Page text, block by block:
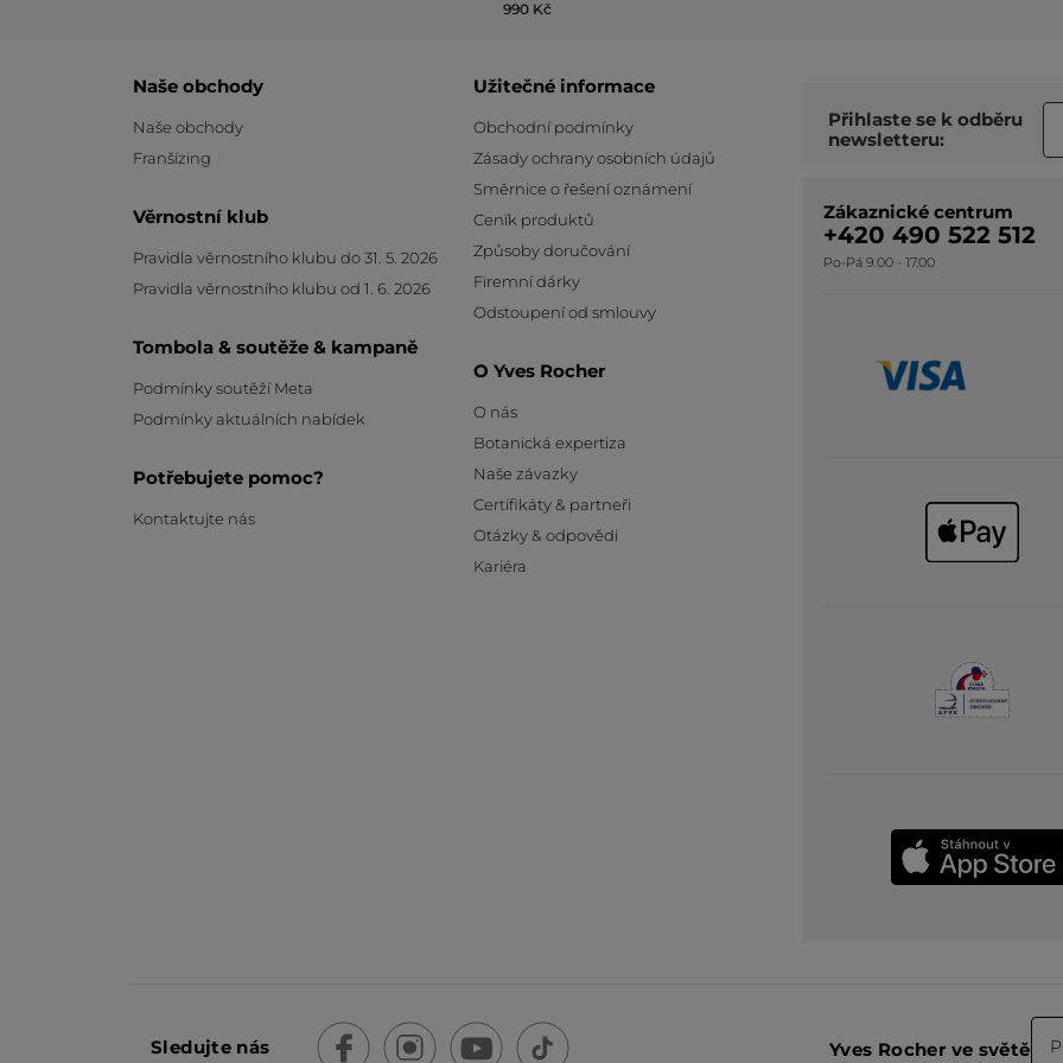
990 Kč
Naše obchody
Naše obchody
Franšízing
Věrnostní klub
Pravidla věrnostního klubu do 31. 5. 2026
Pravidla věrnostního klubu od 1. 6. 2026
Tombola & soutěže & kampaně
Podmínky soutěží Meta
Podmínky aktuálních nabídek
Potřebujete pomoc?
Kontaktujte nás
Užitečné informace
Obchodní podmínky
Zásady ochrany osobních údajů
Směrnice o řešení oznámení
Ceník produktů
Způsoby doručování
Firemní dárky
Odstoupení od smlouvy
O Yves Rocher
O nás
Botanická expertiza
Naše závazky
Certifikáty & partneři
Otázky & odpovědi
Kariéra
Přihlaste se k odběru
newsletteru:
Zákaznické centrum
+420 490 522 512
Po-Pá 9.00 - 17.00
Sledujte nás Yves Rocher ve světě